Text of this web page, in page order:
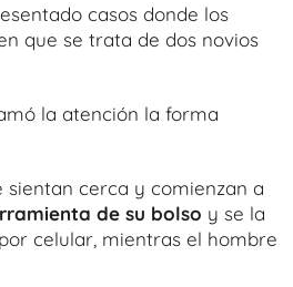
casos donde los
que se trata de dos novios
la atención la forma
sientan cerca y comienzan a
de su bolso y se la
celular, mientras el hombre